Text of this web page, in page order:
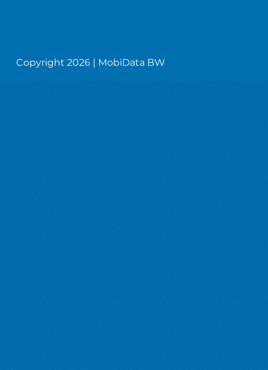
Copyright 2026 | MobiData BW